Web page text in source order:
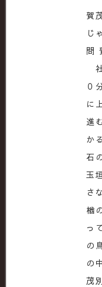
賀
じ
問
０
に
進
か
石
玉
さ
楢
っ
の
の
茂